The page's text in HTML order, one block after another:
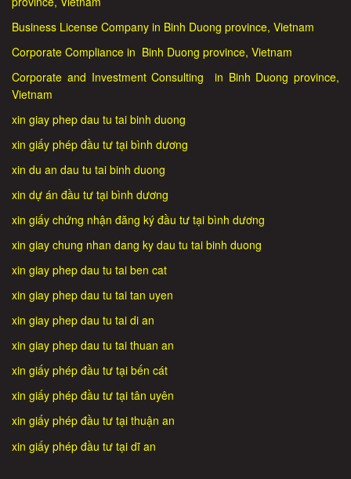
Business License Company in Binh Duong province, Vietnam
Corporate Compliance in Binh Duong province, Vietnam
Corporate and Investment Consulting in Binh Duong province,
Vietnam
xin giay phep dau tu tai binh duong
xin giấy phép đầu tư tại bình dương
xin du an dau tu tai binh duong
xin dự án đầu tư tại bình dương
xin giấy chứng nhận đăng ký đầu tư tại bình dương
xin giay chung nhan dang ky dau tu tai binh duong
xin giay phep dau tu tai ben cat
xin giay phep dau tu tai tan uyen
xin giay phep dau tu tai di an
xin giay phep dau tu tai thuan an
xin giấy phép đầu tư tại bến cát
xin giấy phép đầu tư tại tân uyên
xin giấy phép đầu tư tại thuận an
xin giấy phép đầu tư tại dĩ an